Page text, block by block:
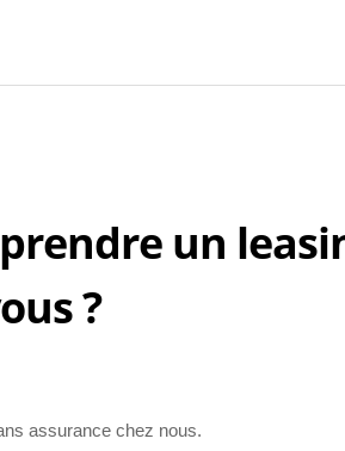
un
?
assurance chez nous.